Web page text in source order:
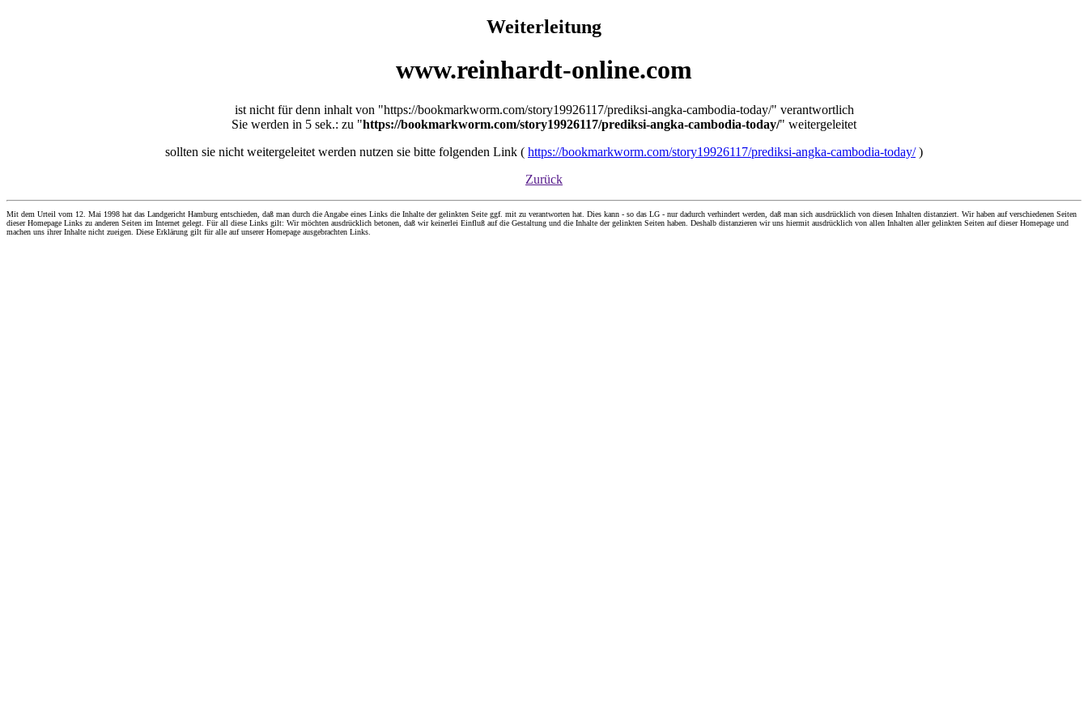
Weiterleitung
www.reinhardt-online.com
ist nicht für denn inhalt von "https://bookmarkworm.com/story19926117/prediksi-angka-cambodia-today/" verantwortlich
Sie werden in 5 sek.: zu "https://bookmarkworm.com/story19926117/prediksi-angka-cambodia-today/" weitergeleitet
sollten sie nicht weitergeleitet werden nutzen sie bitte folgenden Link ( https://bookmarkworm.com/story19926117/prediksi-angka-cambodia-today/)
Zurück
Mit dem Urteil vom 12. Mai 1998 hat das Landgericht Hamburg entschieden, daß man durch die Angabe eines Links die Inhalte der gelinkten Seite ggf. mit zu verantworten hat. Dies kann - so das LG - nur dadurch verhindert werden, daß man sich ausdrücklich von diesen Inhalten distanziert. Wir haben auf verschiedenen Seiten
dieser Homepage Links zu anderen Seiten im Internet gelegt. Für all diese Links gilt: Wir möchten ausdrücklich betonen, daß wir keinerlei Einfluß auf die Gestaltung und die Inhalte der gelinkten Seiten haben. Deshalb distanzieren wir uns hiermit ausdrücklich von allen Inhalten aller gelinkten Seiten auf dieser Homepage und
machen uns ihrer Inhalte nicht zueigen. Diese Erklärung gilt für alle auf unserer Homepage ausgebrachten Links.